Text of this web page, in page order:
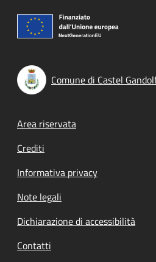
Comune di Castel
Footer menu
Area riservata
Crediti
Informativa privacy
Note legali
Dichiarazione di accessibilità
Contatti